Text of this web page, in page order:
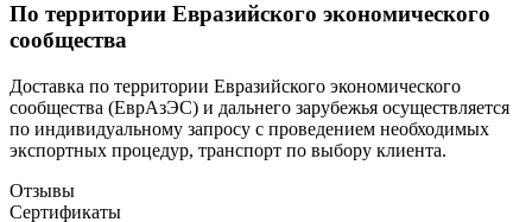
По территории Евразийского экономического
сообщества
Доставка по территории Евразийского экономического
сообщества (ЕврАзЭС) и дальнего зарубежья осуществляется
по индивидуальному запросу с проведением необходимых
экспортных процедур, транспорт по выбору клиента.
Отзывы
Сертификаты